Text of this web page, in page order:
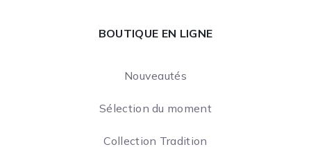
BOUTIQUE EN LIGNE
Nouveautés
Sélection du moment
Collection Tradition